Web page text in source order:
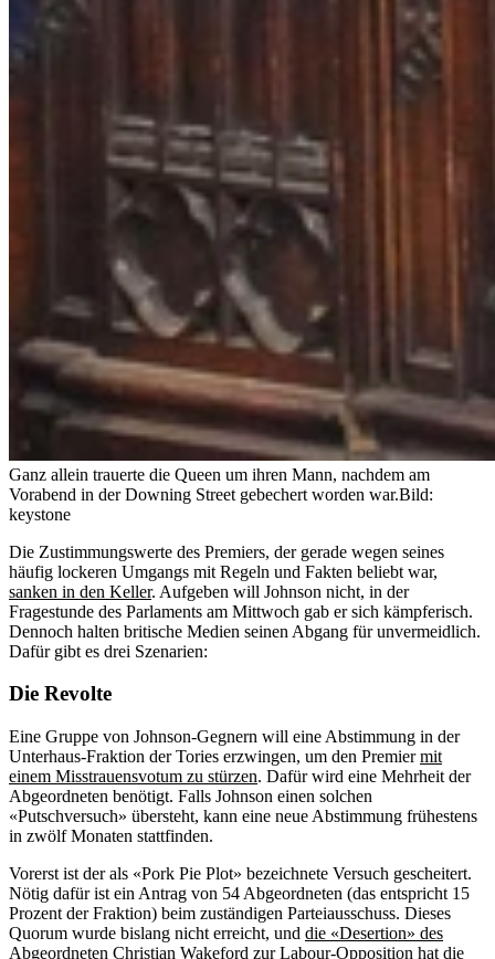
Ganz allein trauerte die Queen um ihren Mann, nachdem am
Vorabend in der Downing Street gebechert worden war.Bild:
keystone
Die Zustimmungswerte des Premiers, der gerade wegen seines
häufig lockeren Umgangs mit Regeln und Fakten beliebt war,
sanken in den Keller. Aufgeben will Johnson nicht, in der
Fragestunde des Parlaments am Mittwoch gab er sich kämpferisch.
Dennoch halten britische Medien seinen Abgang für unvermeidlich.
Dafür gibt es drei Szenarien:
Die Revolte
Eine Gruppe von Johnson-Gegnern will eine Abstimmung in der
Unterhaus-Fraktion der Tories erzwingen, um den Premiermit
einem Misstrauensvotum zu stürzen. Dafür wird eine Mehrheit der
Abgeordneten benötigt. Falls Johnson einen solchen
«Putschversuch» übersteht, kann eine neue Abstimmung frühestens
in zwölf Monaten stattfinden.
Vorerst ist der als «Pork Pie Plot» bezeichnete Versuch gescheitert.
Nötig dafür ist ein Antrag von 54 Abgeordneten (das entspricht 15
Prozent der Fraktion) beim zuständigen Parteiausschuss. Dieses
Quorum wurde bislang nicht erreicht, und die «Desertion» des
Abgeordneten Christian Wakeford zur Labour-Opposition hat die